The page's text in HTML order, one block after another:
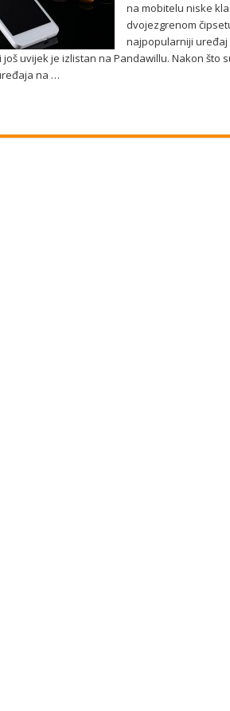
na mobitelu niske
dvojezgrenom
najpopularniji
uvijek je izlistan na Pandawillu. Nakon što
na …